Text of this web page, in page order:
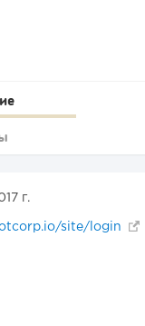
г.
site/login